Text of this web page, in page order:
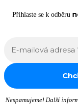
Přihlaste se k odběru
Nespamujeme! Další